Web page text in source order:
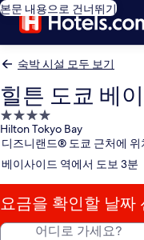
본문 내용으로 건너뛰기
숙박 시설 모두 보기
힐튼 도쿄 베이
4.0
성
급
숙
박
시
설
Hilton Tokyo Bay
디즈니랜드® 도쿄 근처에
베이사이드 역에서 도보 3분
요금을 확인할 날짜
어디로 가세요?